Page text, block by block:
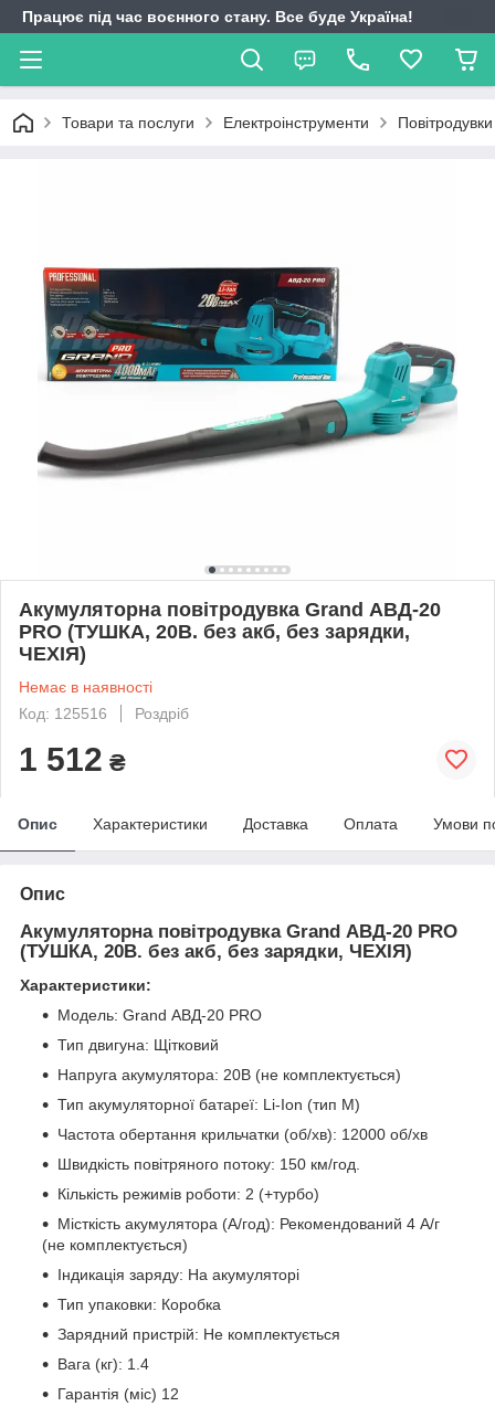
Працює під час воєнного стану. Все буде Україна!
Товари та послуги Електроінструменти Повітродувки
Акумуляторна повітродувка Grand АВД-20
PRO (ТУШКА, 20В. без акб, без зарядки,
ЧЕХІЯ)
Немає в наявності
Код: 125516
Роздріб
1 512 ₴
Опис Характеристики Доставка Оплата Умови
Опис
Акумуляторна повітродувка Grand АВД-20 PRO
(ТУШКА, 20В. без акб, без зарядки, ЧЕХІЯ)
Характеристики:
Модель: Grand АВД-20 PRO
Тип двигуна: Щітковий
Напруга акумулятора: 20В (не комплектується)
Тип акумуляторної батареї: Li-Ion (тип М)
Частота обертання крильчатки (об/хв): 12000 об/хв
Швидкість повітряного потоку: 150 км/год.
Кількість режимів роботи: 2 (+турбо)
Місткість акумулятора (А/год): Рекомендований 4 А/г
(не комплектується)
Індикація заряду: На акумуляторі
Тип упаковки: Коробка
Зарядний пристрій: Не комплектується
Вага (кг): 1.4
Гарантія (міс) 12